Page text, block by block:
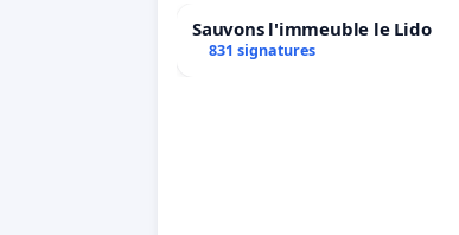
Sauvons l'immeuble le Lido
831 signatures